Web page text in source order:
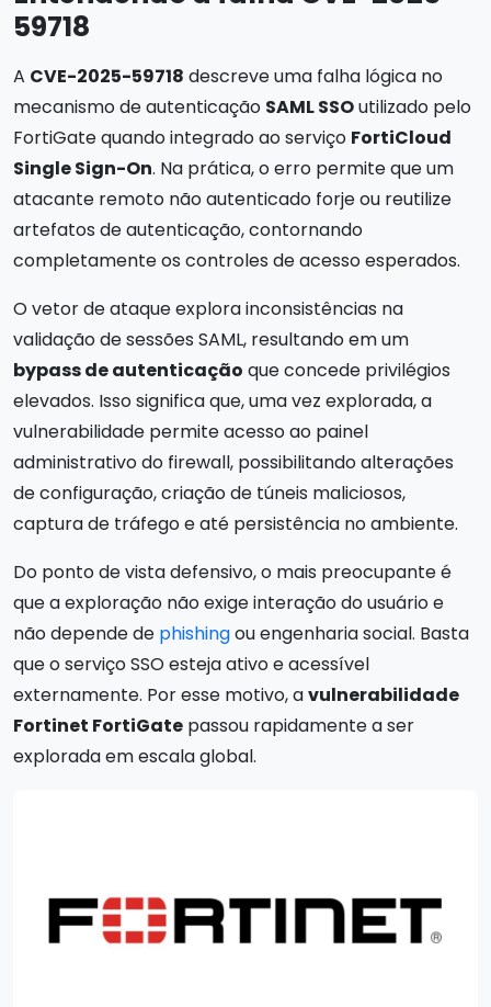
59718
A CVE-2025-59718 descreve uma falha lógica no
mecanismo de autenticação SAML SSOutilizado pelo
FortiGate quando integrado ao serviço FortiCloud
Single Sign-On. Na prática, o erro permite que um
atacante remoto não autenticado forje ou reutilize
artefatos de autenticação, contornando
completamente os controles de acesso esperados.
O vetor de ataque explora inconsistências na
validação de sessões SAML, resultando em um
bypass de autenticação que concede privilégios
elevados. Isso significa que, uma vez explorada, a
vulnerabilidade permite acesso ao painel
administrativo do firewall, possibilitando alterações
de configuração, criação de túneis maliciosos,
captura de tráfego e até persistência no ambiente.
Do ponto de vista defensivo, o mais preocupante é
que a exploração não exige interação do usuário e
não depende de phishingou engenharia social. Basta
que o serviço SSO esteja ativo e acessível
externamente. Por esse motivo, avulnerabilidade
Fortinet FortiGate passou rapidamente a ser
explorada em escala global.